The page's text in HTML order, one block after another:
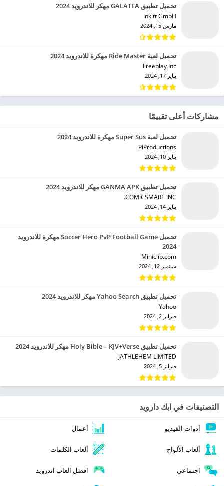
تحميل تطبيق GALATEA مهكر للاندرويد 2024
Inkitt GmbH‏
مارس 15, 2024
تحميل لعبة Ride Master مهكرة للاندرويد 2024
Freeplay Inc‏
يناير 17, 2024
مشاركات أعلى تقييمًا
تحميل لعبة Super Sus مهكرة للاندرويد 2024
PIProductions‏
يناير 10, 2024
تحميل تطبيق GANMA APK مهكر للاندرويد 2024
COMICSMART INC.‏
يناير 14, 2024
تحميل Soccer Hero PvP Football Game مهكرة للاندرويد
2024
Miniclip.com‏
سبتمبر 12, 2024
تحميل تطبيق Yahoo Search مهكر للاندرويد 2024
Yahoo‏
فبراير 2, 2024
تحميل تطبيق Holy Bible – KJV+Verse مهكر للاندرويد 2024
JATHLEHEM LIMITED‏
فبراير 5, 2024
التصنيفات في ابك دارويد
أدوات الفيديو أعمال
ألعاب الألواح ألعاب الكلمات
اجتماعي افضل العاب اندرويد